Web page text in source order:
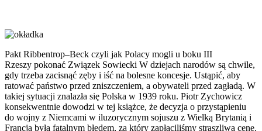
Pakt Ribbentrop–Beck czyli jak Polacy mogli u boku III
Rzeszy pokonać Związek Sowiecki W dziejach narodów są chwile,
gdy trzeba zacisnąć zęby i iść na bolesne koncesje. Ustąpić, aby
ratować państwo przed zniszczeniem, a obywateli przed zagładą. W
takiej sytuacji znalazła się Polska w 1939 roku. Piotr Zychowicz
konsekwentnie dowodzi w tej książce, że decyzja o przystąpieniu
do wojny z Niemcami w iluzorycznym sojuszu z Wielką Brytanią i
Francją była fatalnym błędem, za który zapłaciliśmy straszliwą cenę.